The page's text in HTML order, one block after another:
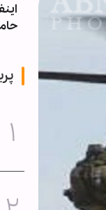
یک دهه | قلمِ